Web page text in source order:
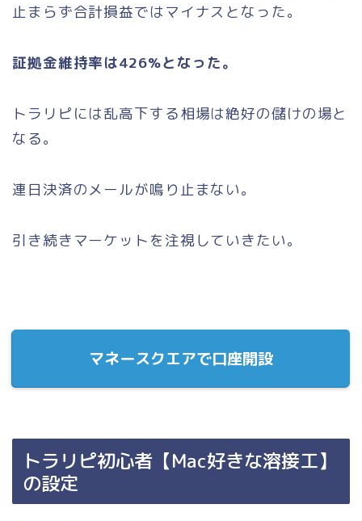
止まらず合計損益ではマイナスとなった。
証拠金維持率は426%となった。
トラリピには乱高下する相場は絶好の儲けの場と
なる。
連日決済のメールが鳴り止まない。
引き続きマーケットを注視していきたい。
マネースクエアで口座開設
トラリピ初心者【Mac好きな溶接工】
の設定